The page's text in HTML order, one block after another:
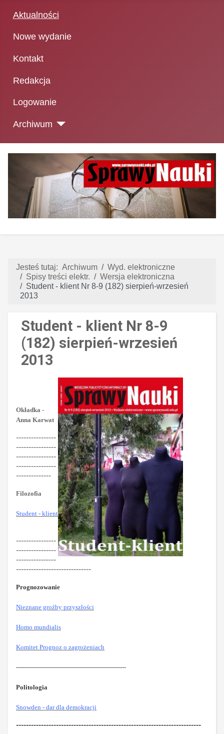
Aktualności
Nowe wydanie
Kontakt
Redakcja
Logowanie
Archiwum
Jesteś tutaj: Archiwum
Wyd. elektroniczne
Spisy treści elektr.
Wersja elektroniczna
Student - klient Nr 8-9 (182) sierpień-wrzesień
2013
Student - klient Nr 8-9
(182) sierpień-wrzesień
2013
Okładka -
Anna Karwat
----------------
----------------
----------------
----------------
--------------
Filozofia
Student - klient
----------------
----------------
----------------
------------------------------
Prognozowanie
Nieznane groźby przyszłości
Homo mundialis
Komitet Prognoz o zagrożeniach
-------------------------------------------------------
Politologia
Snowden - dar dla demokracji
--------------------------------------------------------------------------